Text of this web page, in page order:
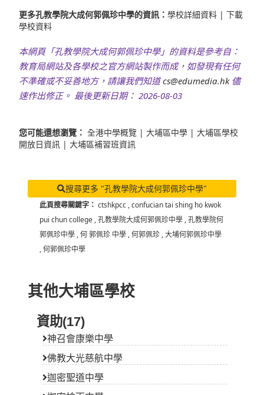
更多孔教學院大成何郭佩珍中學的資訊： 學校詳細資料 | 下載
學校資料
本網頁「孔教學院大成何郭佩珍中學」的資料是參考自：
教育局網站及各學校之官方網站製作而成，如發現有任何
不準確或不妥善地方，請讓我們知道cs@edumedia.hk儘
速作出修正。 最後更新日期： 2026-08-03
您可能還想瀏覽： 全港中學概覽 | 大埔區中學 | 大埔區學校
開放日資訊 | 大埔區補習班資訊
搜尋更多 "孔教學院大成何郭佩珍中學"
此頁搜尋關鍵字： ctshkpcc ,confucian tai shing ho kwok
pui chun college ,孔教學院大成何郭佩珍中學 ,孔教學院何
郭佩珍中學 ,何 郭佩珍 中學 ,何郭佩珍 ,大埔何郭佩珍中學
,何郭佩珍中學
其他大埔區學校
資助(17)
神召會康樂中學
佛教大光慈航中學
迦密聖道中學